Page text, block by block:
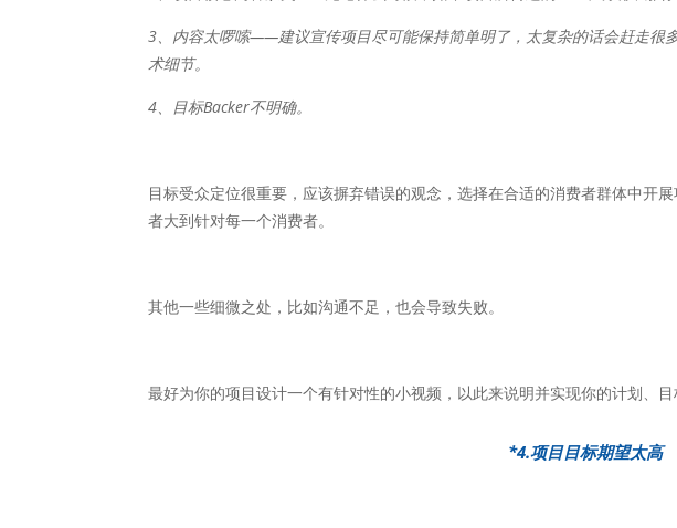
3、内容太啰嗦——建议宣传项目尽可能保持简单明了，太复杂的话会赶走很
术细节。
4、目标Backer不明确。
目标受众定位很重要，应该摒弃错误的观念，选择在合适的消费者群体中开
者大到针对每一个消费者。
其他一些细微之处，比如沟通不足，也会导致失败。
最好为你的项目设计一个有针对性的小视频，以此来说明并实现你的计划、目
*4.项目目标期望太高